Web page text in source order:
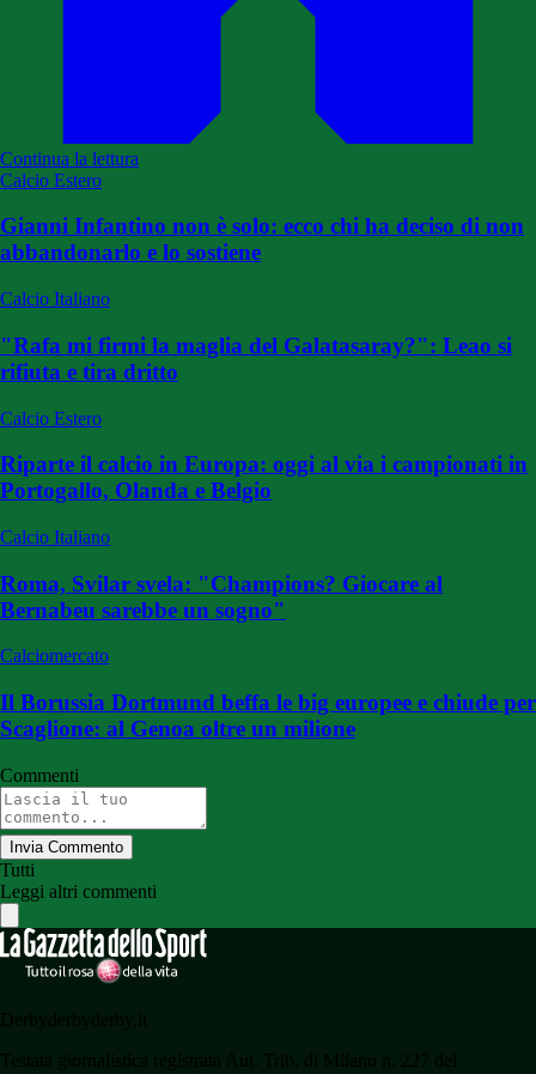
Continua la lettura
Calcio Estero
Gianni Infantino non è solo: ecco chi ha deciso di non
abbandonarlo e lo sostiene
Calcio Italiano
"Rafa mi firmi la maglia del Galatasaray?": Leao si
rifiuta e tira dritto
Calcio Estero
Riparte il calcio in Europa: oggi al via i campionati in
Portogallo, Olanda e Belgio
Calcio Italiano
Roma, Svilar svela: "Champions? Giocare al
Bernabeu sarebbe un sogno"
Calciomercato
Il Borussia Dortmund beffa le big europee e chiude per
Scaglione: al Genoa oltre un milione
Commenti
Invia Commento
Tutti
Leggi altri commenti